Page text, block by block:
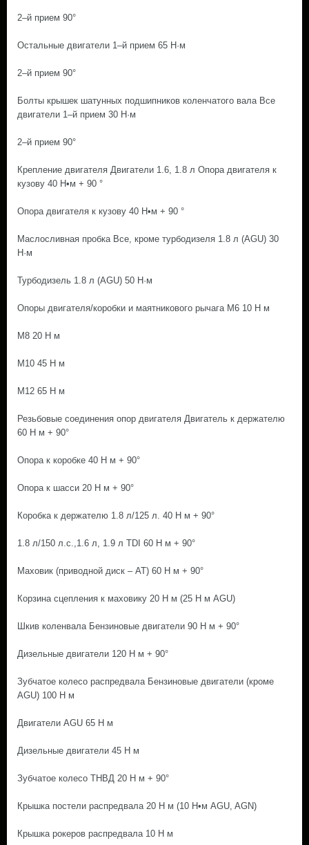
2–й прием 90°
Остальные двигатели 1–й прием 65 H·м
2–й прием 90°
Болты крышек шатунных подшипников коленчатого вала Все
двигатели 1–й прием 30 H·м
2–й прием 90°
Крепление двигателя Двигатели 1.6, 1.8 л Опора двигателя к
кузову 40 Н•м + 90 °
Опора двигателя к кузову 40 Н•м + 90 °
Маслосливная пробка Все, кроме турбодизеля 1.8 л (AGU) 30
H·м
Турбодизель 1.8 л (AGU) 50 H·м
Опоры двигателя/коробки и маятникового рычага М6 10 Н м
М8 20 Н м
М10 45 Н м
М12 65 Н м
Резьбовые соединения опор двигателя Двигатель к держателю
60 Н м + 90°
Опора к коробке 40 Н м + 90°
Опора к шасси 20 Н м + 90°
Коробка к держателю 1.8 л/125 л. 40 Н м + 90°
1.8 л/150 л.с.,1.6 л, 1.9 л TDI 60 Н м + 90°
Маховик (приводной диск – АТ) 60 Н м + 90°
Корзина сцепления к маховику 20 Н м (25 Н м AGU)
Шкив коленвала Бензиновые двигатели 90 Н м + 90°
Дизельные двигатели 120 Н м + 90°
Зубчатое колесо распредвала Бензиновые двигатели (кроме
AGU) 100 Н м
Двигатели AGU 65 Н м
Дизельные двигатели 45 Н м
Зубчатое колесо ТНВД 20 Н м + 90°
Крышка постели распредвала 20 Н м (10 Н•м AGU, AGN)
Крышка рокеров распредвала 10 Н м